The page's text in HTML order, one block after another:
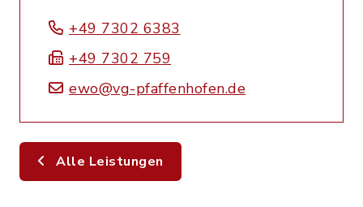
+49 7302 6383
+49 7302 759
ewo@vg-pfaffenhofen.de
Alle Leistungen